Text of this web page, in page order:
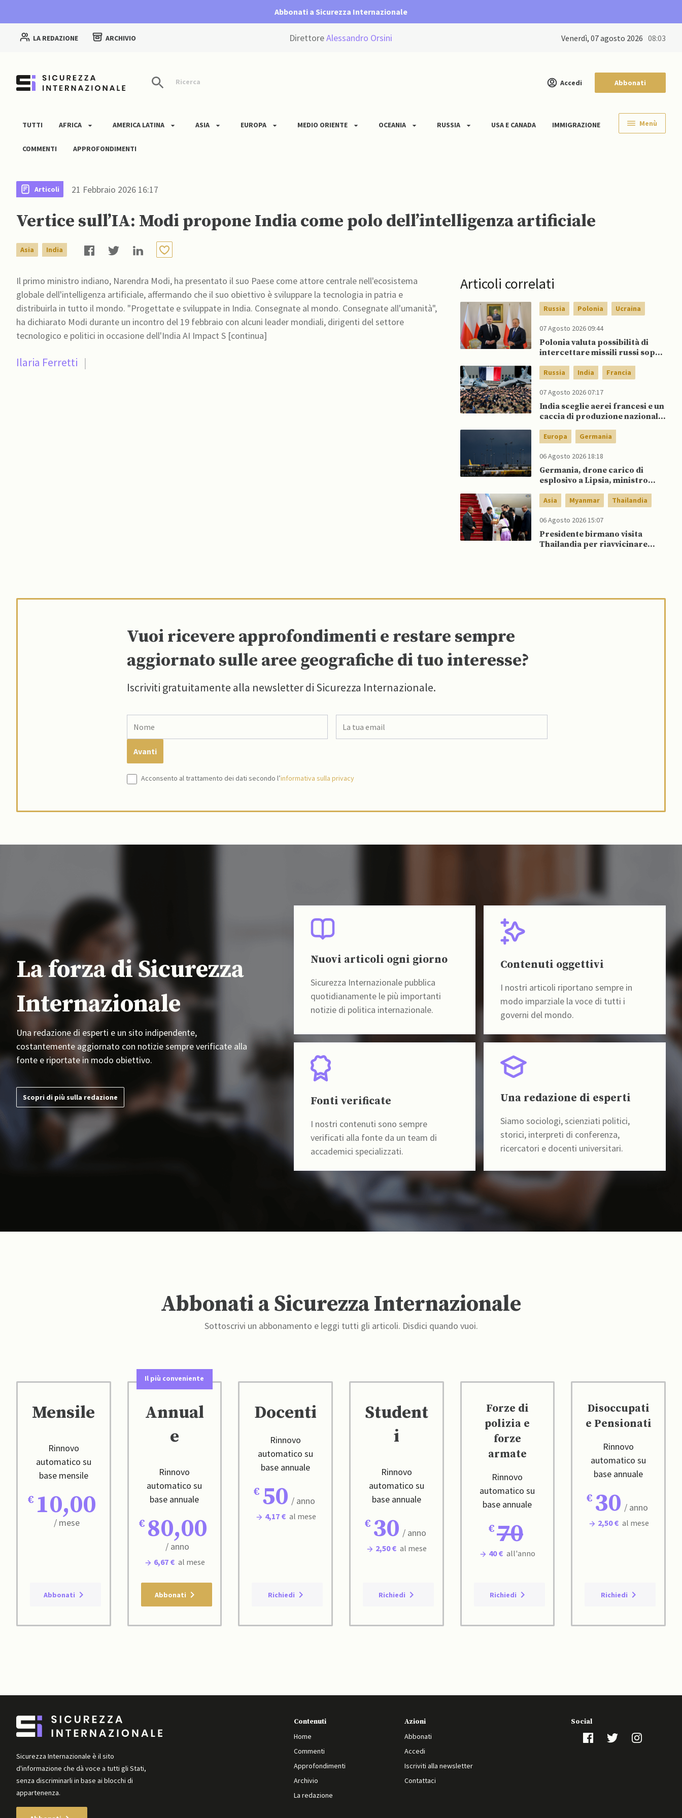
Abbonati a Sicurezza Internazionale
LA REDAZIONE ARCHIVIO DirettoreAlessandro Orsini venerdì, 07 agosto 2026 08:03
Ricerca Accedi Abbonati
TUTTI AFRICA AMERICA LATINA ASIA EUROPA MEDIO ORIENTE OCEANIA RUSSIA USA E CANADA IMMIGRAZIONE
COMMENTI APPROFONDIMENTI
Menù
Articoli 21 Febbraio 2026 16:17
Vertice sull’IA: Modi propone India come polo dell’intelligenza artificiale
Asia India
Il primo ministro indiano, Narendra Modi, ha presentato il suo Paese come attore centrale nell'ecosistema
globale dell'intelligenza artificiale, affermando che il suo obiettivo è sviluppare la tecnologia in patria e
distribuirla in tutto il mondo. "Progettate e sviluppate in India. Consegnate al mondo. Consegnate all'umanità",
ha dichiarato Modi durante un incontro del 19 febbraio con alcuni leader mondiali, dirigenti del settore
tecnologico e politici in occasione dell'India AI Impact S [continua]
Ilaria Ferretti |
Articoli correlati
Russia Polonia Ucraina
07 Agosto 2026 09:44
Polonia valuta possibilità di
intercettare missili russi sopra
aereo NATO
Russia India Francia
07 Agosto 2026 07:17
India sceglie aerei francesi e un
caccia di produzione nazionale,
parte di Putin
Europa Germania
06 Agosto 2026 18:18
Germania, drone carico di
esplosivo a Lipsia, ministro
dietro un attore statale”
Asia Myanmar Thailandia
06 Agosto 2026 15:07
Presidente birmano visita
Thailandia per riavvicinare
Vuoi ricevere approfondimenti e restare sempre
aggiornato sulle aree geografiche di tuo interesse?
Iscriviti gratuitamente alla newsletter di Sicurezza Internazionale.
Acconsento al trattamento dei dati secondo l’informativa sulla privacy
La forza di Sicurezza
Internazionale
Una redazione di esperti e un sito indipendente,
costantemente aggiornato con notizie sempre verificate alla
fonte e riportate in modo obiettivo.
Scopri di più sulla redazione
Nuovi articoli ogni giorno
Sicurezza Internazionale pubblica
quotidianamente le più importanti
notizie di politica internazionale.
Contenuti oggettivi
I nostri articoli riportano sempre in
modo imparziale la voce di tutti i
governi del mondo.
Fonti verificate
I nostri contenuti sono sempre
verificati alla fonte da un team di
accademici specializzati.
Una redazione di esperti
Siamo sociologi, scienziati politici,
storici, interpreti di conferenza,
ricercatori e docenti universitari.
Abbonati a Sicurezza Internazionale
Sottoscrivi un abbonamento e leggi tutti gli articoli. Disdici quando vuoi.
Mensile
Rinnovo
automatico su
base mensile
10,00
/ mese
Abbonati
Il più conveniente
Annual
e
Rinnovo
automatico su
base annuale
80,00
/ anno
6,67 € al mese
Abbonati
Docenti
Rinnovo
automatico su
base annuale
50 / anno
4,17 € al mese
Richiedi
Student
i
Rinnovo
automatico su
base annuale
30 / anno
2,50 € al mese
Richiedi
Forze di
polizia e
forze
armate
Rinnovo
automatico su
base annuale
70
40 € all'anno
Richiedi
Disoccupati
e Pensionati
Rinnovo
automatico su
base annuale
30 / anno
2,50 € al mese
Richiedi
Sicurezza Internazionale è il sito
d'informazione che dà voce a tutti gli Stati,
senza discriminarli in base ai blocchi di
appartenenza.
Contenuti
Home
Commenti
Approfondimenti
Archivio
La redazione
Azioni
Abbonati
Accedi
Iscriviti alla newsletter
Contattaci
Social